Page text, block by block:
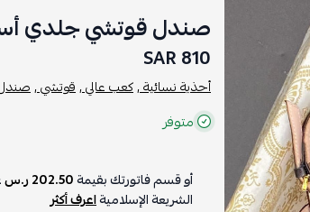
صندل قوتشي جلدي
810 SAR
أحذية نسائية ,كعب عالي ,قوتشي ,
متوفر
أو قسم فاتورتك بقيمة202.50 ر.س
الشريعة الإسلاميةاعرف أكثر